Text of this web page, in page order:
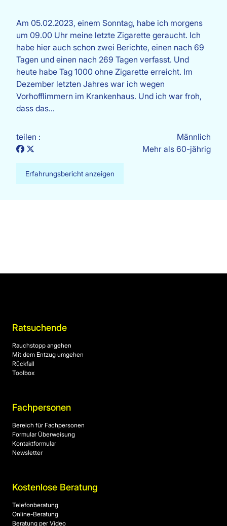
Am 05.02.2023, einem Sonntag, habe ich morgens
um 09.00 Uhr meine letzte Zigarette geraucht. Ich
habe hier auch schon zwei Berichte, einen nach 69
Tagen und einen nach 269 Tagen verfasst. Und
heute habe Tag 1000 ohne Zigarette erreicht. Im
Dezember letzten Jahres war ich wegen
Vorhofflimmern im Krankenhaus. Und ich war froh,
dass das…
teilen :
Erfahrungsbericht anzeigen
Männlich
Mehr als 60-jährig
Ratsuchende
Rauchstopp angehen
Mit dem Entzug umgehen
Rückfall
Toolbox
Fachpersonen
Bereich für Fachpersonen
Formular Überweisung
Kontaktformular
Newsletter
Kostenlose Beratung
Telefonberatung
Online-Beratung
Beratung per Video